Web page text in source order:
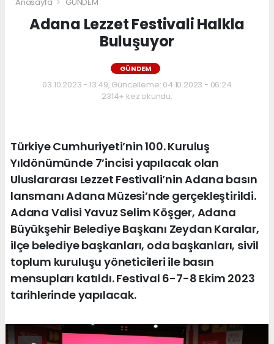
Adana Lezzet Festivali Halkla
Buluşuyor
GÜNDEM
03.10.2023 - 13:49, Güncelleme: 04.10.2023 - 06:24
2314+ kez okundu.
Türkiye Cumhuriyeti’nin 100. Kuruluş
Yıldönümünde 7’incisi yapılacak olan
Uluslararası Lezzet Festivali’nin Adana basın
lansmanı Adana Müzesi’nde gerçekleştirildi.
Adana Valisi Yavuz Selim Köşger, Adana
Büyükşehir Belediye Başkanı Zeydan Karalar,
ilçe belediye başkanları, oda başkanları, sivil
toplum kuruluşu yöneticileri ile basın
mensupları katıldı. Festival 6-7-8 Ekim 2023
tarihlerinde yapılacak.